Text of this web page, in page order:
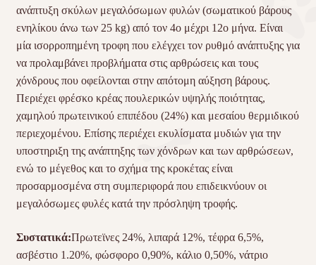
ανάπτυξη σκύλων μεγαλόσωμων φυλών (σωματικού βάρους
ενηλίκου άνω των 25 kg) από τον 4ο μέχρι 12ο μήνα. Είναι
μία ισορροπημένη τροφη που ελέγχει τον ρυθμό ανάπτυξης για
να προλαμβάνει προβλήματα στις αρθρώσεις και τους
χόνδρους που οφείλονται στην απότομη αύξηση βάρους.
Περιέχει φρέσκο κρέας πουλερικών υψηλής ποιότητας,
χαμηλού πρωτεινικού επιπέδου (24%) και μεσαίου θερμιδικού
περιεχομένου. Επίσης περιέχει εκυλίσματα μυδιών για την
υποστηριξη της ανάπτηξης των χόνδρων και των αρθρώσεων,
ενώ το μέγεθος και το σχήμα της κροκέτας είναι
προσαρμοσμένα στη συμπεριφορά που επιδεικνύουν οι
μεγαλόσωμες φυλές κατά την πρόσληψη τροφής.
Συστατικά:Πρωτεϊνες 24%, λιπαρά 12%, τέφρα 6,5%,
ασβέστιο 1.20%, φώσφορο 0,90%, κάλιο 0,50%, νάτριο